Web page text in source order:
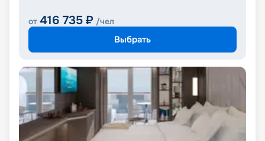
от 416 735 ₽ /чел
Выбрать